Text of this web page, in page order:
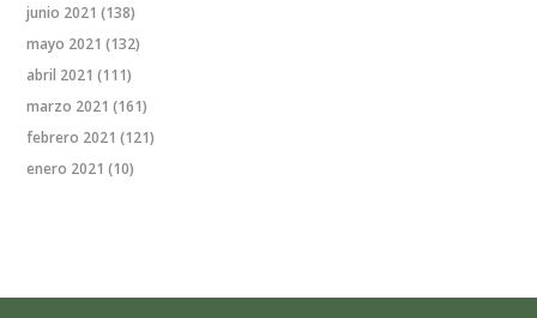
junio 2021 (138)
mayo 2021 (132)
abril 2021 (111)
marzo 2021 (161)
febrero 2021 (121)
enero 2021 (10)